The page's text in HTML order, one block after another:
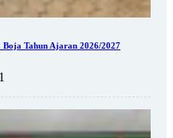
Boja Tahun Ajaran 2026/2027